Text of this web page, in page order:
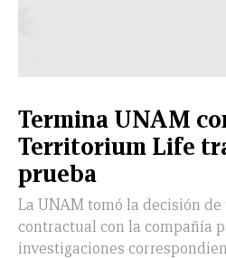
Termina UNAM
Territorium Life
prueba
La UNAM tomó la decisión
contractual con la compañía
investigaciones